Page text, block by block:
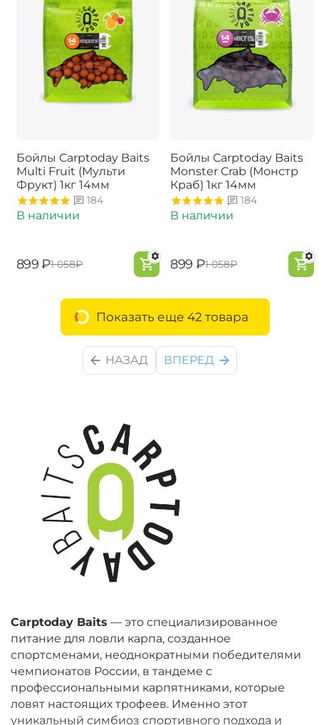
Carptoday Baits — это специализированное
питание для ловли карпа, созданное
спортсменами, неоднократными победителями
чемпионатов России, в тандеме с
профессиональными карпятниками, которые
ловят настоящих трофеев. Именно этот
уникальный симбиоз спортивного подхода и
Бойлы Carptoday Baits
Multi Fruit (Мульти
Фрукт) 1кг 14мм
184
В наличии
‍899‍ ₽‍1 058‍₽
Бойлы Carptoday Baits
Monster Crab (Монстр
Краб) 1кг 14мм
184
В наличии
‍899‍ ₽‍1 058‍₽
Показать еще 42 товара
НАЗАД ВПЕРЕД